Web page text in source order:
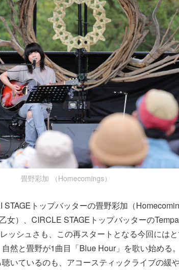
畳野彩加 （Homecomings）
STAGEトップバッターの畳野彩加（
女）、CIRCLE STAGEトップバッターの
ッシュさも、この再スタートとなる今回には
然と畳野が1曲目「Blue Hour」を歌い始める
いているのも、アコースティックライブの緩